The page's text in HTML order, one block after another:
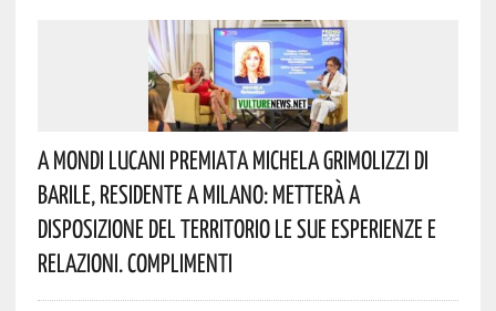
A Mondi Lucani Premiata Michela Grimolizzi Di
Barile, Residente A Milano: Metterà A
Disposizione Del Territorio Le Sue Esperienze E
Relazioni. Complimenti